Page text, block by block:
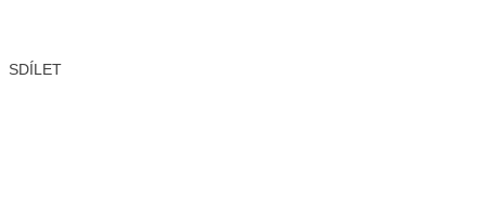
SDÍLET